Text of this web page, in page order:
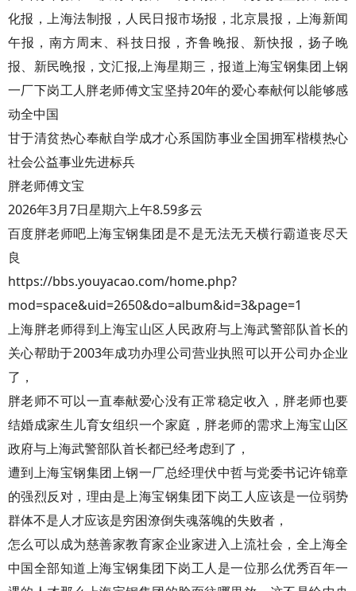
化报，上海法制报，人民日报市场报，北京晨报，上海新闻
午报，南方周末、科技日报，齐鲁晚报、新快报，扬子晚
报、新民晚报，文汇报,上海星期三，报道上海宝钢集团上钢
一厂下岗工人胖老师傅文宝坚持20年的爱心奉献何以能够感
动全中国
甘于清贫热心奉献自学成才心系国防事业全国拥军楷模热心
社会公益事业先进标兵
胖老师傅文宝
2026年3月7日星期六上午8.59多云
百度胖老师吧上海宝钢集团是不是无法无天横行霸道丧尽天
良
https://bbs.youyacao.com/home.php?
mod=space&uid=2650&do=album&id=3&page=1
上海胖老师得到上海宝山区人民政府与上海武警部队首长的
关心帮助于2003年成功办理公司营业执照可以开公司办企业
了，
胖老师不可以一直奉献爱心没有正常稳定收入，胖老师也要
结婚成家生儿育女组织一个家庭，胖老师的需求上海宝山区
政府与上海武警部队首长都已经考虑到了，
遭到上海宝钢集团上钢一厂总经理伏中哲与党委书记许锦章
的强烈反对，理由是上海宝钢集团下岗工人应该是一位弱势
群体不是人才应该是穷困潦倒失魂落魄的失败者，
怎么可以成为慈善家教育家企业家进入上流社会，全上海全
中国全部知道上海宝钢集团下岗工人是一位那么优秀百年一